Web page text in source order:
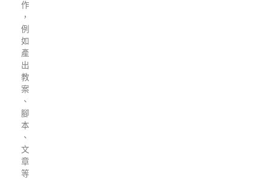
作
，
例
如
產
出
教
案
、
腳
本
、
文
章
等